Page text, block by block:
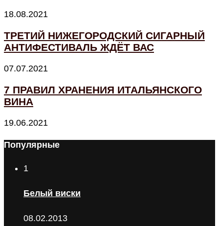
18.08.2021
ТРЕТИЙ НИЖЕГОРОДСКИЙ СИГАРНЫЙ
АНТИФЕСТИВАЛЬ ЖДЁТ ВАС
07.07.2021
7 ПРАВИЛ ХРАНЕНИЯ ИТАЛЬЯНСКОГО
ВИНА
19.06.2021
Популярные
1
Белый виски
08.02.2013